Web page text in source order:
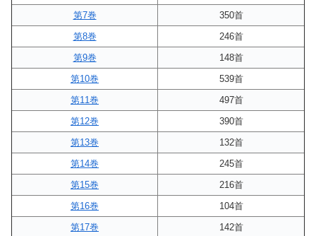
第7巻
350首
第8巻
246首
第9巻
148首
第10巻
539首
第11巻
497首
第12巻
390首
第13巻
132首
第14巻
245首
第15巻
216首
第16巻
104首
第17巻
142首